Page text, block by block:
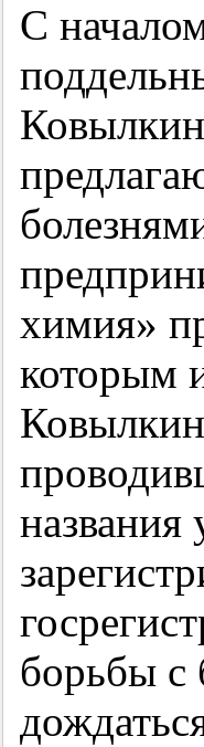
С
химия»
которым
названия
борьбы с